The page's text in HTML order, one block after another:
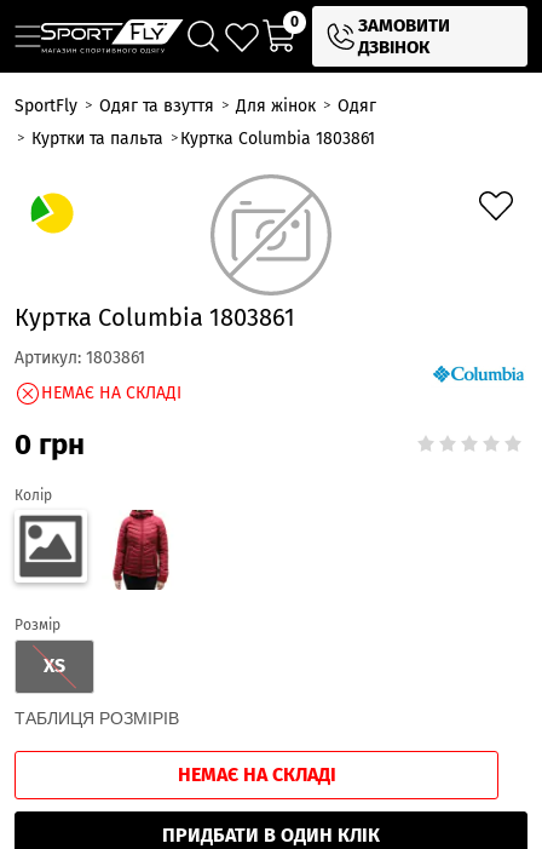
0
ЗАМОВИТИ
ДЗВІНОК
SportFly Одяг та взуття Для жінок
Одяг
Куртки та пальта
Куртка Columbia 1803861
Куртка Columbia 1803861
Артикул: 1803861
НЕМАЄ НА СКЛАДІ
0 грн
Колір
Розмір
XS
ТАБЛИЦЯ РОЗМІРІВ
НЕМАЄ НА СКЛАДІ
ПРИДБАТИ В ОДИН КЛІК